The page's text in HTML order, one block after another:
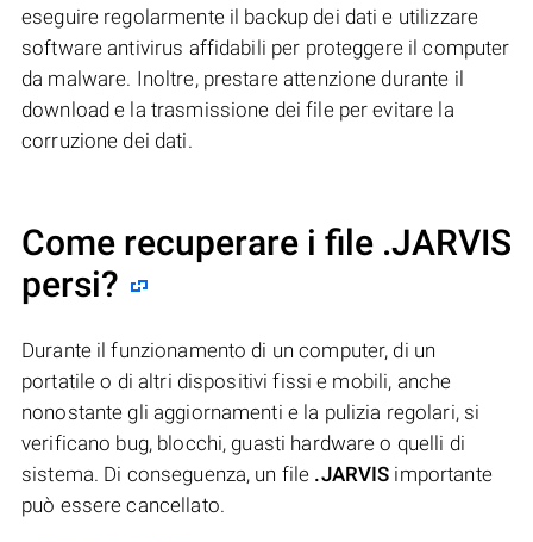
eseguire regolarmente il backup dei dati e utilizzare
software antivirus affidabili per proteggere il computer
da malware. Inoltre, prestare attenzione durante il
download e la trasmissione dei file per evitare la
corruzione dei dati.
Come recuperare i file .JARVIS
persi?
Durante il funzionamento di un computer, di un
portatile o di altri dispositivi fissi e mobili, anche
nonostante gli aggiornamenti e la pulizia regolari, si
verificano bug, blocchi, guasti hardware o quelli di
sistema. Di conseguenza, un file .JARVIS importante
può essere cancellato.